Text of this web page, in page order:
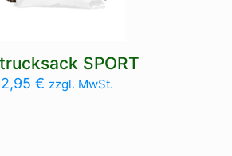
SPORT
2,95 € zzgl. MwSt.